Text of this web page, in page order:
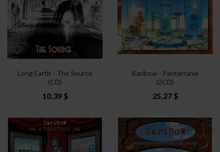
Long Earth - The Source
(CD)
10,39 $
Karibow - Panterrania
(2CD)
25,27 $